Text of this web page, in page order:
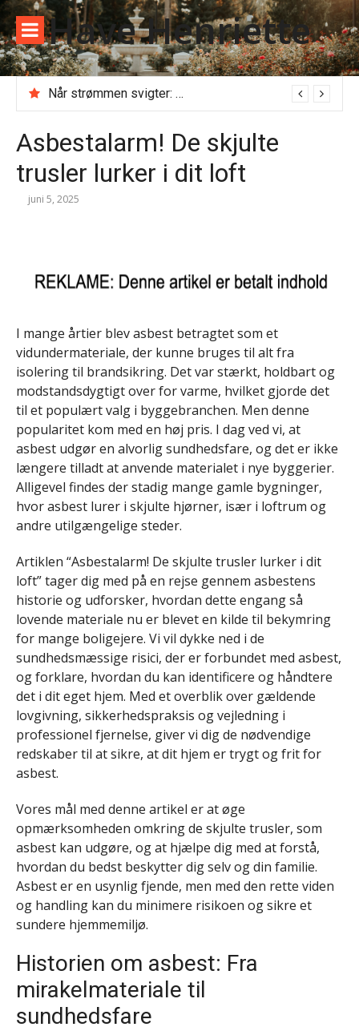
Spring
til
indhold Have Henriette
Når strømmen svigter: Alt du skal vide, før du ringer til en akut elektriker
Kloakseparering: Det skal du vide om priser, regler og gravearbejde
Asbestalarm! De skjulte
trusler lurker i dit loft
juni 5, 2025
I mange årtier blev asbest betragtet som et
vidundermateriale, der kunne bruges til alt fra
isolering til brandsikring. Det var stærkt, holdbart og
modstandsdygtigt over for varme, hvilket gjorde det
til et populært valg i byggebranchen. Men denne
popularitet kom med en høj pris. I dag ved vi, at
asbest udgør en alvorlig sundhedsfare, og det er ikke
længere tilladt at anvende materialet i nye byggerier.
Alligevel findes der stadig mange gamle bygninger,
hvor asbest lurer i skjulte hjørner, især i loftrum og
andre utilgængelige steder.
Artiklen “Asbestalarm! De skjulte trusler lurker i dit
loft” tager dig med på en rejse gennem asbestens
historie og udforsker, hvordan dette engang så
lovende materiale nu er blevet en kilde til bekymring
for mange boligejere. Vi vil dykke ned i de
sundhedsmæssige risici, der er forbundet med asbest,
og forklare, hvordan du kan identificere og håndtere
det i dit eget hjem. Med et overblik over gældende
lovgivning, sikkerhedspraksis og vejledning i
professionel fjernelse, giver vi dig de nødvendige
redskaber til at sikre, at dit hjem er trygt og frit for
asbest.
Vores mål med denne artikel er at øge
opmærksomheden omkring de skjulte trusler, som
asbest kan udgøre, og at hjælpe dig med at forstå,
hvordan du bedst beskytter dig selv og din familie.
Asbest er en usynlig fjende, men med den rette viden
og handling kan du minimere risikoen og sikre et
sundere hjemmemiljø.
Historien om asbest: Fra
mirakelmateriale til
sundhedsfare